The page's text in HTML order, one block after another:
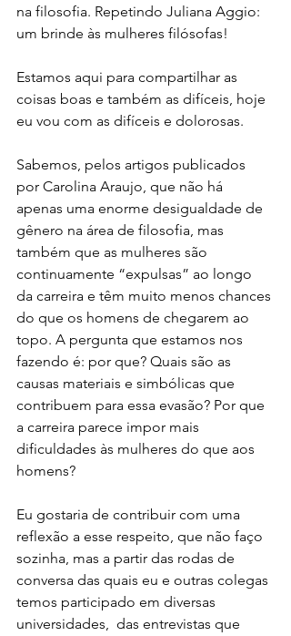
na filosofia. Repetindo Juliana Aggio:
um brinde às mulheres filósofas!
Estamos aqui para compartilhar as
coisas boas e também as difíceis, hoje
eu vou com as difíceis e dolorosas.
Sabemos, pelos artigos publicados
por Carolina Araujo, que não há
apenas uma enorme desigualdade de
gênero na área de filosofia, mas
também que as mulheres são
continuamente “expulsas” ao longo
da carreira e têm muito menos chances
do que os homens de chegarem ao
topo. A pergunta que estamos nos
fazendo é: por que? Quais são as
causas materiais e simbólicas que
contribuem para essa evasão? Por que
a carreira parece impor mais
dificuldades às mulheres do que aos
homens?
Eu gostaria de contribuir com uma
reflexão a esse respeito, que não faço
sozinha, mas a partir das rodas de
conversa das quais eu e outras colegas
temos participado em diversas
universidades,  das entrevistas que